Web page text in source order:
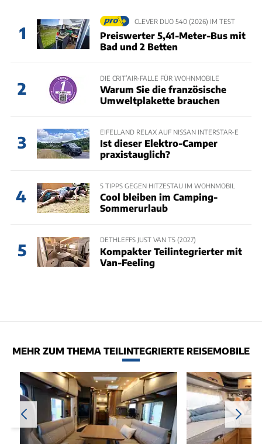
1
CLEVER DUO 540 (2026) IM TEST
Preiswerter 5,41-Meter-Bus mit
Bad und 2 Betten
2
DIE CRIT’AIR-FALLE FÜR WOHNMOBILE
Warum Sie die französische
Umweltplakette brauchen
3
EIFELLAND RELAX AUF NISSAN INTERSTAR-E
Ist dieser Elektro-Camper
praxistauglich?
4
5 TIPPS GEGEN HITZESTAU IM WOHNMOBIL
Cool bleiben im Camping-
Sommerurlaub
5
DETHLEFFS JUST VAN T5 (2027)
Kompakter Teilintegrierter mit
Van-Feeling
MEHR ZUM THEMA TEILINTEGRIERTE REISEMOBILE